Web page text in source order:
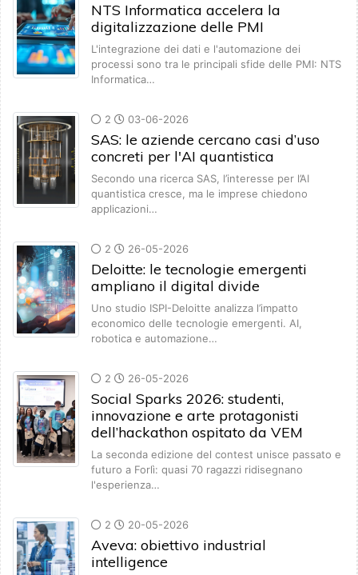
NTS Informatica accelera la
digitalizzazione delle PMI
L'integrazione dei dati e l'automazione dei
processi sono tra le principali sfide delle PMI: NTS
Informatica…
2 03-06-2026
SAS: le aziende cercano casi d’uso
concreti per l'AI quantistica
Secondo una ricerca SAS, l’interesse per l’AI
quantistica cresce, ma le imprese chiedono
applicazioni…
2 26-05-2026
Deloitte: le tecnologie emergenti
ampliano il digital divide
Uno studio ISPI-Deloitte analizza l’impatto
economico delle tecnologie emergenti. AI,
robotica e automazione…
2 26-05-2026
Social Sparks 2026: studenti,
innovazione e arte protagonisti
dell’hackathon ospitato da VEM
La seconda edizione del contest unisce passato e
futuro a Forlì: quasi 70 ragazzi ridisegnano
l'esperienza…
2 20-05-2026
Aveva: obiettivo industrial
intelligence